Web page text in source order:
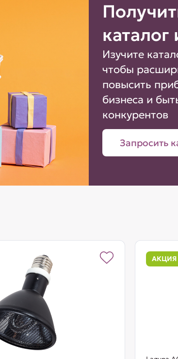
Изучите
чтобы
повысить
бизнеса и
конкурентов
Запросить
АКЦИЯ